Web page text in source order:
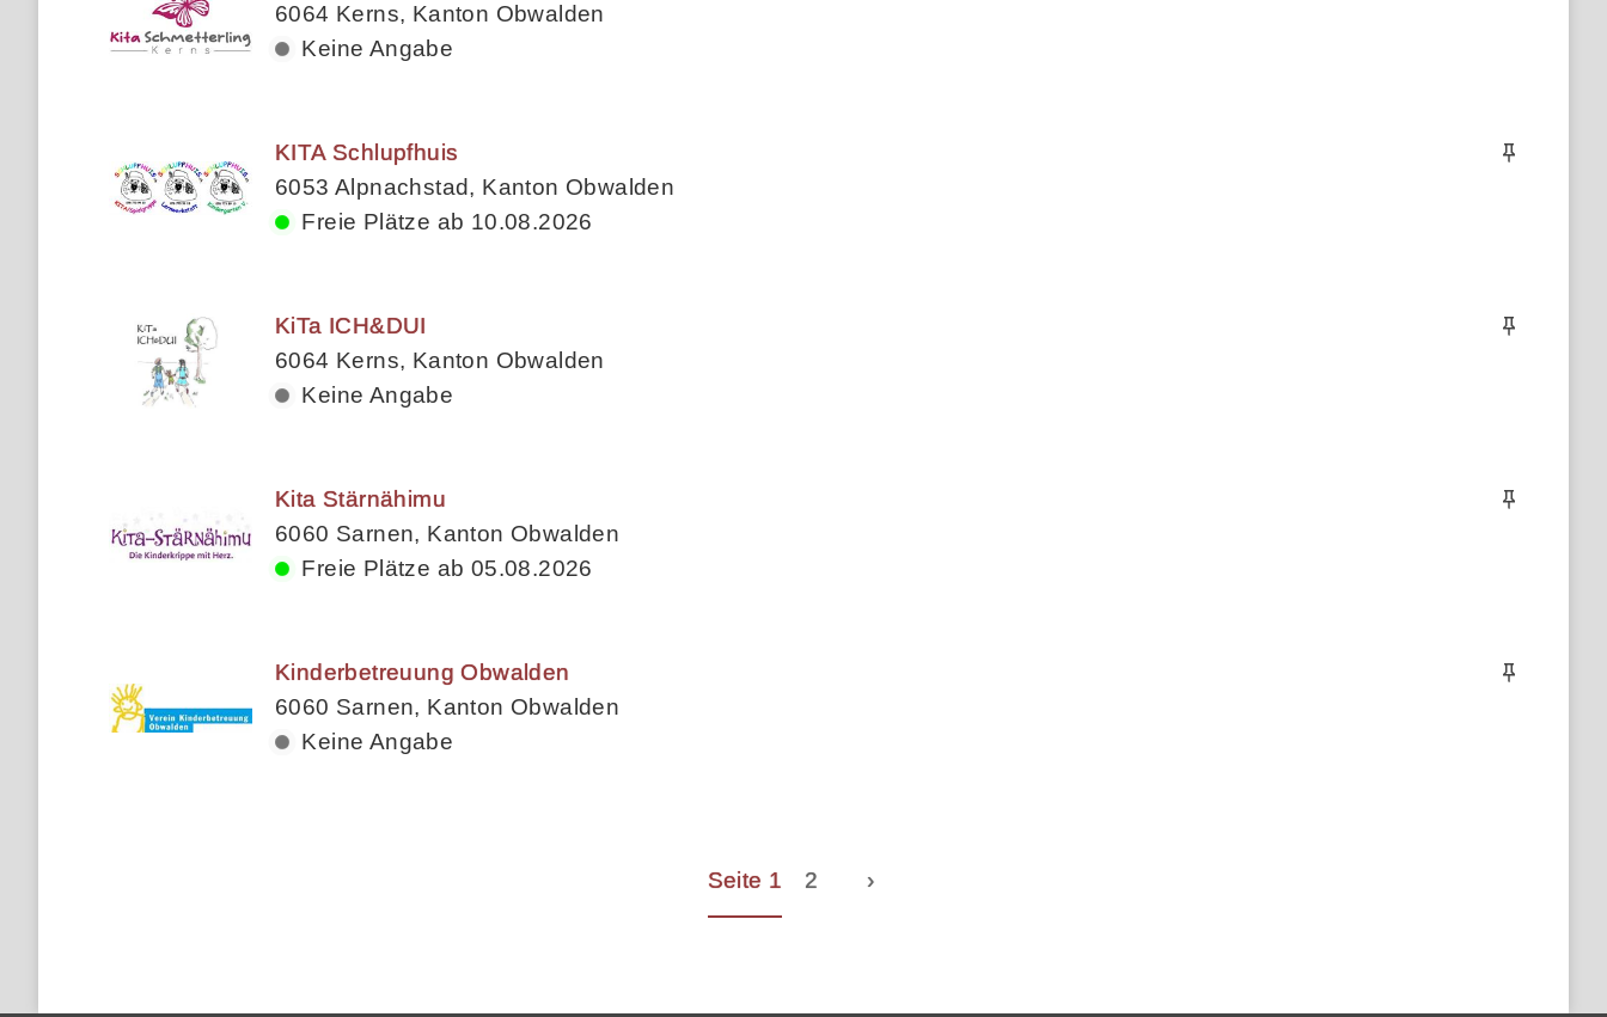
6064 Kerns, Kanton Obwalden
Keine Angabe
KITA Schlupfhuis
6053 Alpnachstad, Kanton Obwalden
Freie Plätze ab 10.08.2026
KiTa ICH&DUI
6064 Kerns, Kanton Obwalden
Keine Angabe
Kita Stärnähimu
6060 Sarnen, Kanton Obwalden
Freie Plätze ab 05.08.2026
Kinderbetreuung Obwalden
6060 Sarnen, Kanton Obwalden
Keine Angabe
Seite 1 2 ›